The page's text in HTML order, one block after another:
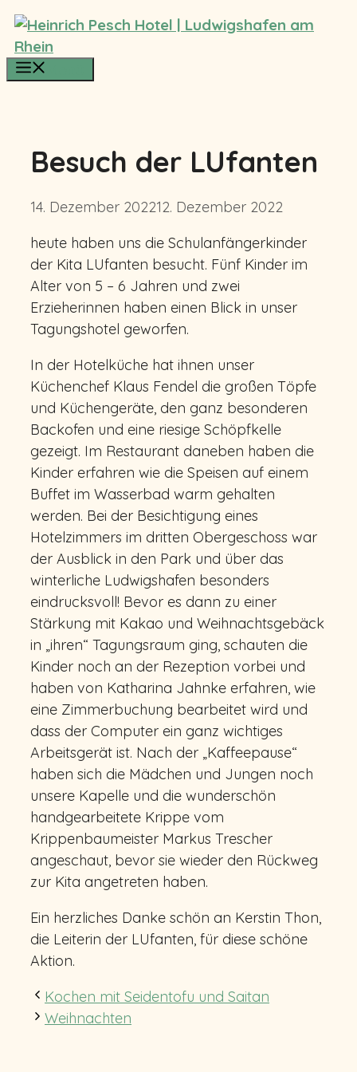
Zum
Inhalt
springen
Besuch der LUfanten
14. Dezember 202212. Dezember 2022
heute haben uns die Schulanfängerkinder
der Kita LUfanten besucht. Fünf Kinder im
Alter von 5 – 6 Jahren und zwei
Erzieherinnen haben einen Blick in unser
Tagungshotel geworfen.
In der Hotelküche hat ihnen unser
Küchenchef Klaus Fendel die großen Töpfe
und Küchengeräte, den ganz besonderen
Backofen und eine riesige Schöpfkelle
gezeigt. Im Restaurant daneben haben die
Kinder erfahren wie die Speisen auf einem
Buffet im Wasserbad warm gehalten
werden. Bei der Besichtigung eines
Hotelzimmers im dritten Obergeschoss war
der Ausblick in den Park und über das
winterliche Ludwigshafen besonders
eindrucksvoll! Bevor es dann zu einer
Stärkung mit Kakao und Weihnachtsgebäck
in „ihren“ Tagungsraum ging, schauten die
Kinder noch an der Rezeption vorbei und
haben von Katharina Jahnke erfahren, wie
eine Zimmerbuchung bearbeitet wird und
dass der Computer ein ganz wichtiges
Arbeitsgerät ist. Nach der „Kaffeepause“
haben sich die Mädchen und Jungen noch
unsere Kapelle und die wunderschön
handgearbeitete Krippe vom
Krippenbaumeister Markus Trescher
angeschaut, bevor sie wieder den Rückweg
zur Kita angetreten haben.
Ein herzliches Danke schön an Kerstin Thon,
die Leiterin der LUfanten, für diese schöne
Aktion.
Kochen mit Seidentofu und Saitan
Weihnachten